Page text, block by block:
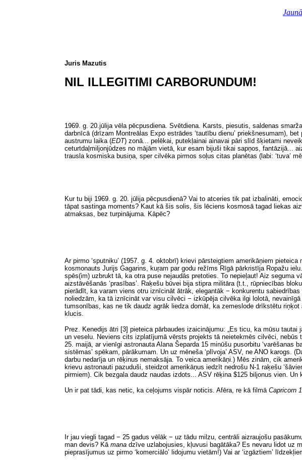
Juris Mazutis
NIL ILLEGITIMI CARBORUNDUM!
1969. g. 20.jūlija vēla pēcpusdiena. Svētdiena. Karsts, piesutis, saldenas
darbnīcā (drīzam Montreālas Expo estrādes ‘tautību dienu’ priekšnesumam),
austrumu laika (EDT) zonā... pelēkai, putekļainai ainavai pāri slīd šķietami
ceturtdaļmiljonjūdzes no mājām vietā, kur esam bijuši tikai sapņos, fantāzijā...
trausla kosmiska busiņa, sper cilvēka pirmos soļus citas planētas (labi: ‘tuva’
Kur tu biji 1969. g. 20. jūlija pēcpusdienā? Vai to atceries tik pat izbalināti,
tāpat sastinga moments? Kaut kā šis solis, šis lēciens kosmosā tagad liekas
atmaksas, bez turpinājuma. Kāpēc?
Ar pirmo ‘sputniku’ (1957. g. 4. oktobrī) krievi pārsteigtiem amerikāņiem
kosmonauts Jurijs Gagarins, kuŗam par godu režīms Rīgā pārkristīja Ropažu
spēs(im) uzbrukt tā, ka otra puse nejaudās pretoties. To nepieļaut! Aiz
aizstāvēšanās ‘prasības’. Raķešu būvei bija stipra militāra (t.t., rūpniecības
pierādīt, ka varam viens otru iznīcināt ātrāk, elegantāk − konkurentu
noliedzām, ka tā iznīcināt var visu cilvēci − izkūpēja cilvēka ilgi lolotā,
tumsonības, kas ne tik daudz agrāk liedza domāt, ka zemeslode drīkstētu
klucis.
Prez. Kenedijs ātri [3] pieteica pārbaudes izaicinājumu: „Es ticu, ka mūsu
un veselu. Neviens cits izplatījumā vērsts projekts tā neietekmēs cilvēci,
25. maijā, ar vienīgi astronauta Alana Šeparda 15 minūšu pusorbitu
sistēmas’ spēkam, pārākumam. Un uz mēneša ‘plīvoja’ ASV, ne ANO karogs.
darbu nedarīja un rēķinus nemaksāja. To veica amerikāņi.) Mēs zinām, cik
krievu astronauti pazuduši, steidzot amerikāņus iedzīt nedrošu N-1 raķešu
pirmiem). Cik bezgala daudz naudas izdots... ASV rēķina $125 biljonus vien. Un
Un ir pat tādi, kas netic, ka ceļojums vispār noticis. Afēra, re kā filmā Capricorn 1
Ir jau viegli tagad − 25 gadus vēlāk − uz tādu milzu, centrāli aizraujošu
man devis? Kā mana dzīve uzlabojusies, kļuvusi bagātāka? Es nevaru lidot uz
pieprasījumus uz pirmo ‘komerciālo’ lidojumu vietām!) Vai ar ‘izgāztiem’